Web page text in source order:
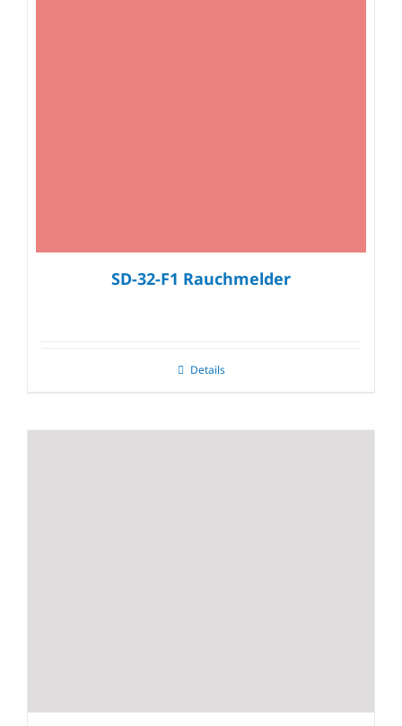
SD-32-F1 Rauchmelder
Details